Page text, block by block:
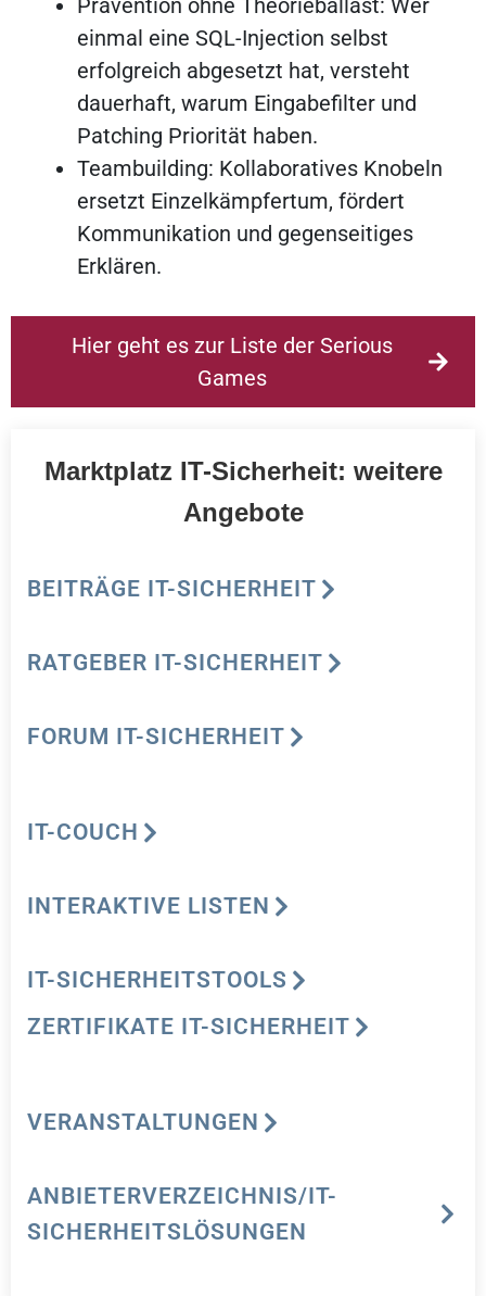
Prävention ohne Theorieballast: Wer
einmal eine SQL-Injection selbst
erfolgreich abgesetzt hat, versteht
dauerhaft, warum Eingabe­filter und
Patching Priorität haben.
Teambuilding: Kollaboratives Knobeln
ersetzt Einzelkämpfertum, fördert
Kommunikation und gegenseitiges
Erklären.
Hier geht es zur Liste der Serious
Games
Marktplatz IT-Sicherheit: weitere
Angebote
BEITRÄGE IT-SICHERHEIT
RATGEBER IT-SICHERHEIT
FORUM IT-SICHERHEIT
IT-COUCH
INTERAKTIVE LISTEN
IT-SICHERHEITSTOOLS
ZERTIFIKATE IT-SICHERHEIT
VERANSTALTUNGEN
ANBIETERVERZEICHNIS/IT-
SICHERHEITSLÖSUNGEN